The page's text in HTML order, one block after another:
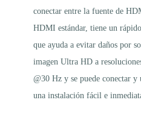
conectar entre la fuente de
HDMI estándar, tiene un
que ayuda a evitar daños por
imagen Ultra HD a
@30 Hz y se puede conectar y
una instalación fácil e